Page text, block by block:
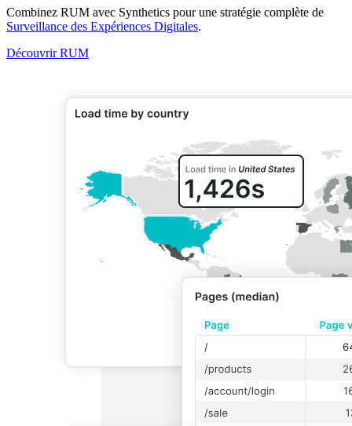
Combinez RUM avec Synthetics pour une stratégie complète de
Surveillance des Expériences Digitales.
Découvrir RUM